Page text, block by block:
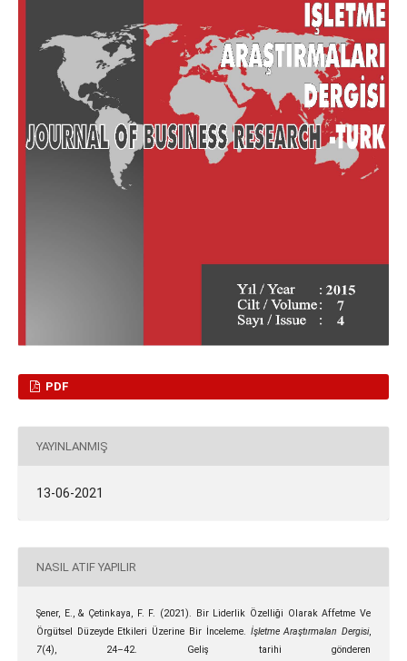
PDF
YAYINLANMIŞ
13-06-2021
NASIL ATIF YAPILIR
Şener, E., & Çetinkaya, F. F. (2021). Bir Liderlik Özelliği Olarak Affetme Ve
Örgütsel Düzeyde Etkileri Üzerine Bir İnceleme. İşletme Araştırmaları Dergisi,
7(4), 24–42. Geliş tarihi gönderen